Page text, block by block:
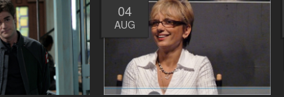
04
AUG